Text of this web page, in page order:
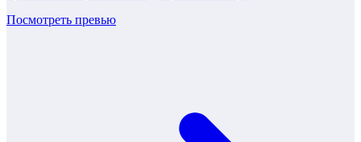
Посмотреть превью